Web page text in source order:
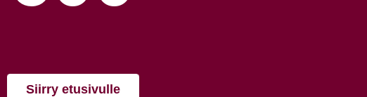
Siirry etusivulle